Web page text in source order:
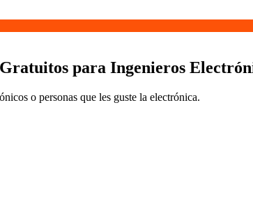
para Ingenieros
o personas que les guste la electrónica.